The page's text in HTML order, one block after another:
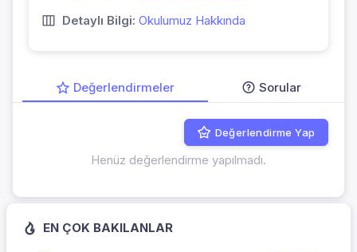
Detaylı Bilgi: Okulumuz Hakkında
Değerlendirmeler Sorular
Değerlendirme Yap
Henüz değerlendirme yapılmadı.
EN ÇOK BAKILANLAR